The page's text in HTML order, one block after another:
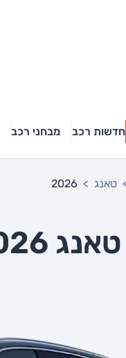
חדשות רכב מבחני רכב
טאנג 2026